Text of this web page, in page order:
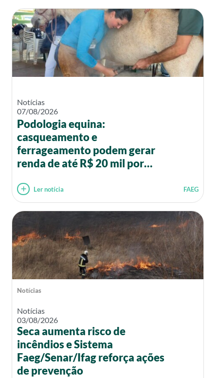
Notícias
07/08/2026
Podologia equina:
casqueamento e
ferrageamento podem gerar
renda de até R$ 20 mil por
Ler notícia FAEG
Notícias
Notícias
03/08/2026
Seca aumenta risco de
incêndios e Sistema
Faeg/Senar/Ifag reforça ações
de prevenção